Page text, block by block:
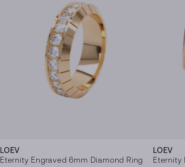
LOEV
Eternity Engraved 6mm Diamond Ring
LOEV
Eternity